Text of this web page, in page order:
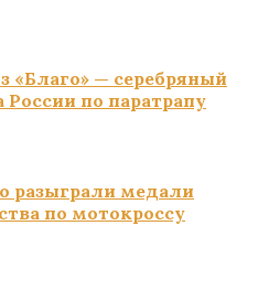
«Благо» — серебряный
по паратрапу
разыграли медали
по мотокроссу